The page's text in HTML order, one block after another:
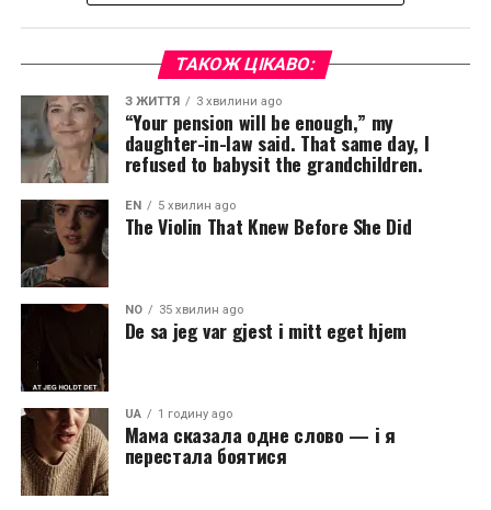
ТАКОЖ ЦІКАВО:
З ЖИТТЯ 3 хвилини ago
“Your pension will be enough,” my
daughter-in-law said. That same day, I
refused to babysit the grandchildren.
EN 5 хвилин ago
The Violin That Knew Before She Did
NO 35 хвилин ago
De sa jeg var gjest i mitt eget hjem
UA 1 годину ago
Мама сказала одне слово — і я
перестала боятися